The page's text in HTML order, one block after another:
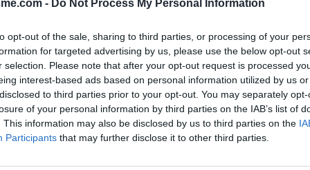
- Do Not Process My Personal Information
opt-out of the sale, sharing to third parties, or processing of your
for targeted advertising by us, please use the below opt-out
selection. Please note that after your opt-out request is processed
interest-based ads based on personal information utilized by us
to third parties prior to your opt-out. You may separately
of your personal information by third parties on the IAB’s list of
This information may also be disclosed by us to third parties on the
Participants that may further disclose it to other third parties.
la direction de Saint-
''toutes directions'' quand il
sinon ''centre-ville''. On
droit le cimetière, qui ne se
route et masqué par ce qui le
Report an error